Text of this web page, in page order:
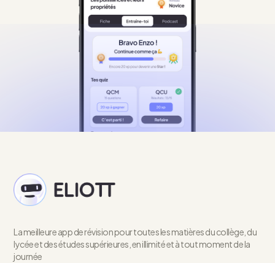
La meilleure app de révision pour toutes les matières du collège, du
lycée et des études supérieures, en illimité et à tout moment de la
journée